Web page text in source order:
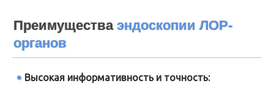
Преимуществаэндоскопии ЛОР-
органов
Высокая информативность и точность: